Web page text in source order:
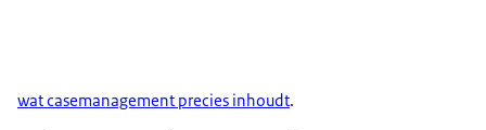
wat casemanagement precies inhoudt.